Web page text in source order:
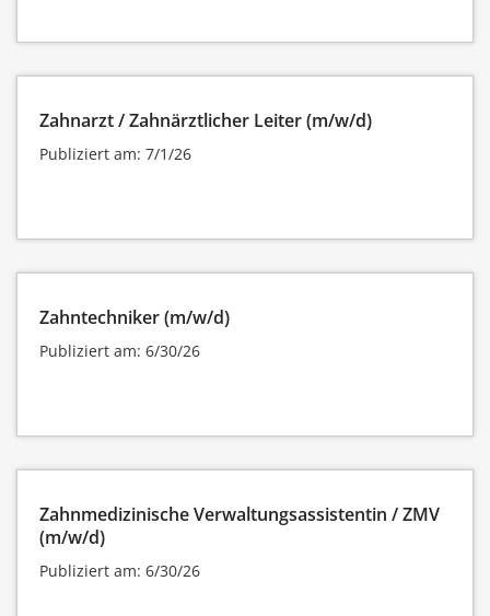
Zahnarzt / Zahnärztlicher Leiter (m/w/d)
Publiziert am: 7/1/26
Zahntechniker (m/w/d)
Publiziert am: 6/30/26
Zahnmedizinische Verwaltungsassistentin / ZMV
(m/w/d)
Publiziert am: 6/30/26